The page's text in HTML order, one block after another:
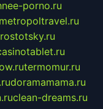
porno.ru
metropoltravel.ru
rostotsky.ru
termomur.ru
doramamama.ru
clean-dreams.ru